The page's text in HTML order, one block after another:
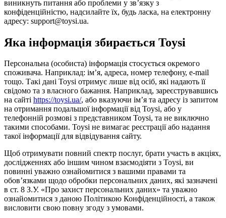
виникнуть питання або проблеми у зв’язку з
конфіденційністю, надсилайте їх, будь ласка, на електронну
адресу: support@toysi.ua.
Яка інформація збирається Toysi
Персональна (особиста) інформація стосується окремого
споживача. Наприклад: ім’я, адреса, номер телефону, e-mail
тощо. Такі дані Toysi отримує лише від осіб, які надають її
свідомо та з власного бажання. Наприклад, зареєструвавшись
на сайті https://toysi.ua/, або вказуючи ім’я та адресу із запитом
на отримання подальшої інформації від Toysi, або у
телефонній розмові з представником Toysi, та не виключно
такими способами. Toysi не вимагає реєстрації або надання
такої інформації для відвідування сайту.
Щоб отримувати повний спектр послуг, брати участь в акціях,
дослідженнях або іншим чином взаємодіяти з Toysi, ви
повинні уважно ознайомитися з вашими правами та
обов’язками щодо обробки персональних даних, які зазначені
в ст. 8 З.У. «Про захист персональних даних» та уважно
ознайомитися з даною Політикою Конфіденційності, а також
висловити свою повну згоду з умовами.